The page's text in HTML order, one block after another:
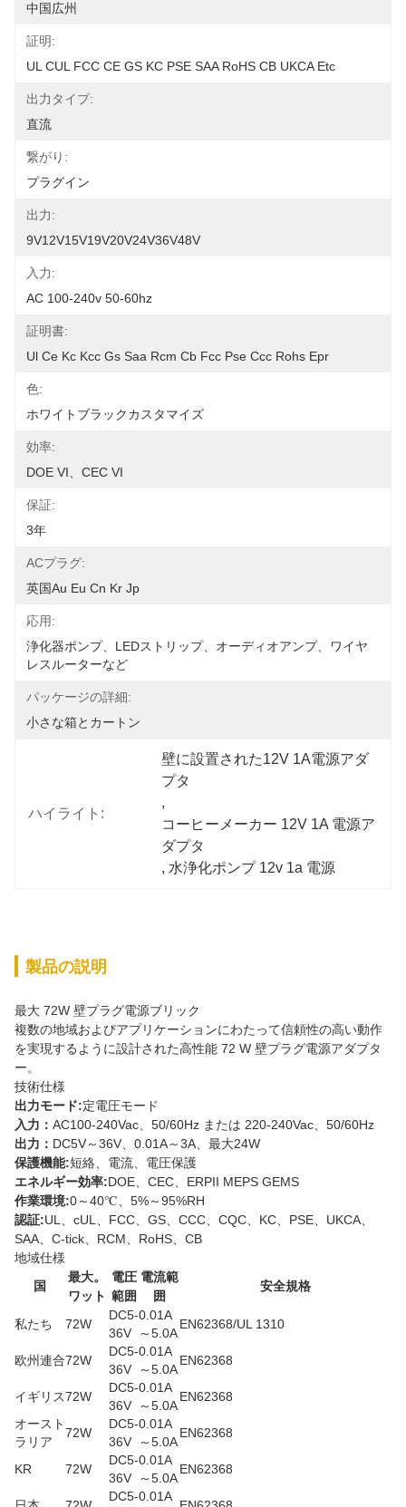
中国広州
証明:
UL CUL FCC CE GS KC PSE SAA RoHS CB UKCA Etc
出力タイプ:
直流
繋がり:
プラグイン
出力:
9V12V15V19V20V24V36V48V
入力:
AC 100-240v 50-60hz
証明書:
Ul Ce Kc Kcc Gs Saa Rcm Cb Fcc Pse Ccc Rohs Epr
色:
ホワイトブラックカスタマイズ
効率:
DOE VI、CEC VI
保証:
3年
ACプラグ:
英国au Eu Cn Kr Jp
応用:
浄化器ポンプ、LEDストリップ、オーディオアンプ、ワイヤ
レスルーターなど
パッケージの詳細:
小さな箱とカートン
ハイライト:
壁に設置された12V 1A電源アダ
プタ
,
コーヒーメーカー 12V 1A 電源ア
ダプタ
, 水浄化ポンプ 12v 1a 電源
製品の説明
最大 72W 壁プラグ電源ブリック
複数の地域およびアプリケーションにわたって信頼性の高い動作
を実現するように設計された高性能 72 W 壁プラグ電源アダプタ
ー。
技術仕様
出力モード:定電圧モード
入力： AC100-240Vac、50/60Hz または 220-240Vac、50/60Hz
出力： DC5V～36V、0.01A～3A、最大24W
保護機能:短絡、電流、電圧保護
エネルギー効率:DOE、CEC、ERPII MEPS GEMS
作業環境:0～40℃、5%～95%RH
認証:UL、cUL、FCC、GS、CCC、CQC、KC、PSE、UKCA、
SAA、C-tick、RCM、RoHS、CB
地域仕様
国
最大。
ワット
電圧
範囲
電流範
囲
安全規格
私たち 72W
DC5-
36V
0.01A
～5.0A
EN62368/UL 1310
欧州連合72W
DC5-
36V
0.01A
～5.0A
EN62368
イギリス72W
DC5-
36V
0.01A
～5.0A
EN62368
オースト
ラリア
72W
DC5-
36V
0.01A
～5.0A
EN62368
KR 72W
DC5-
36V
0.01A
～5.0A
EN62368
DC5-0.01A